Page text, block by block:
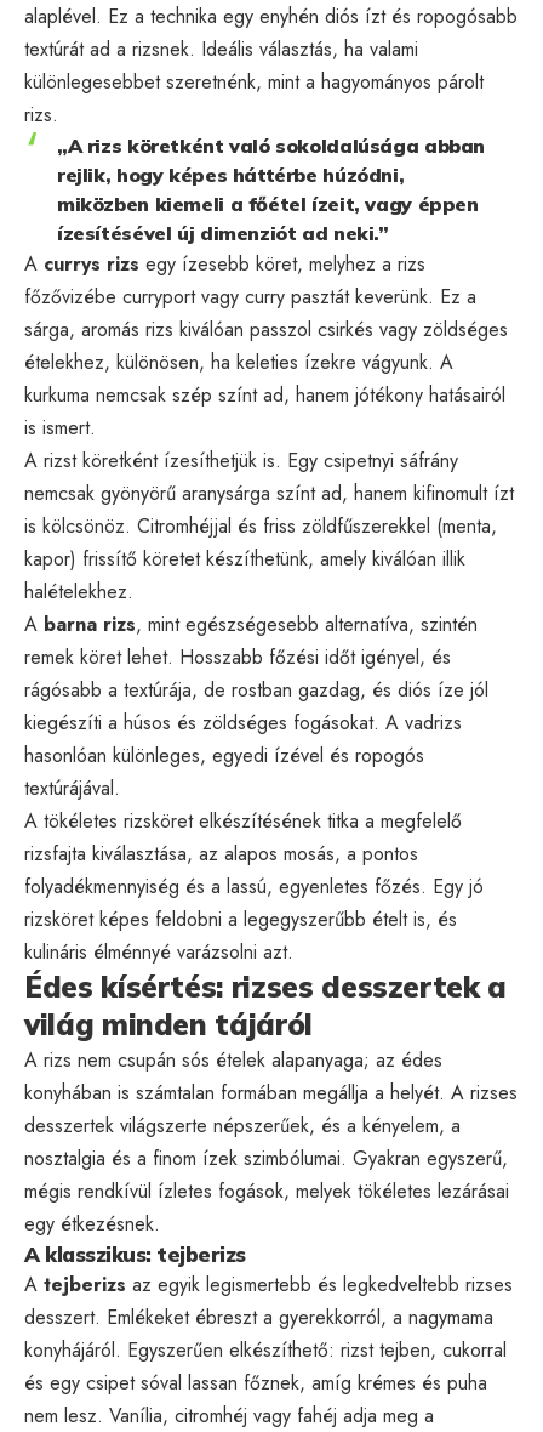
alaplével. Ez a technika egy enyhén diós ízt és ropogósabb
textúrát ad a rizsnek. Ideális választás, ha valami
különlegesebbet szeretnénk, mint a hagyományos párolt
rizs.
„A rizs köretként való sokoldalúsága abban
rejlik, hogy képes háttérbe húzódni,
miközben kiemeli a főétel ízeit, vagy éppen
ízesítésével új dimenziót ad neki.”
A currys rizs egy ízesebb köret, melyhez a rizs
főzővizébe curryport vagy curry pasztát keverünk. Ez a
sárga, aromás rizs kiválóan passzol csirkés vagy zöldséges
ételekhez, különösen, ha keleties ízekre vágyunk. A
kurkuma nemcsak szép színt ad, hanem jótékony hatásairól
is ismert.
A rizst köretként ízesíthetjük is. Egy csipetnyi sáfrány
nemcsak gyönyörű aranysárga színt ad, hanem kifinomult ízt
is kölcsönöz. Citromhéjjal és friss zöldfűszerekkel (menta,
kapor) frissítő köretet készíthetünk, amely kiválóan illik
halételekhez.
A barna rizs, mint egészségesebb alternatíva, szintén
remek köret lehet. Hosszabb főzési időt igényel, és
rágósabb a textúrája, de rostban gazdag, és diós íze jól
kiegészíti a húsos és zöldséges fogásokat. A vadrizs
hasonlóan különleges, egyedi ízével és ropogós
textúrájával.
A tökéletes rizsköret elkészítésének titka a megfelelő
rizsfajta kiválasztása, az alapos mosás, a pontos
folyadékmennyiség és a lassú, egyenletes főzés. Egy jó
rizsköret képes feldobni a legegyszerűbb ételt is, és
kulináris élménnyé varázsolni azt.
Édes kísértés: rizses desszertek a
világ minden tájáról
A rizs nem csupán sós ételek alapanyaga; az édes
konyhában is számtalan formában megállja a helyét. A rizses
desszertek világszerte népszerűek, és a kényelem, a
nosztalgia és a finom ízek szimbólumai. Gyakran egyszerű,
mégis rendkívül ízletes fogások, melyek tökéletes lezárásai
egy étkezésnek.
A klasszikus: tejberizs
A tejberizs az egyik legismertebb és legkedveltebb rizses
desszert. Emlékeket ébreszt a gyerekkorról, a nagymama
konyhájáról. Egyszerűen elkészíthető: rizst tejben, cukorral
és egy csipet sóval lassan főznek, amíg krémes és puha
nem lesz. Vanília, citromhéj vagy fahéj adja meg a